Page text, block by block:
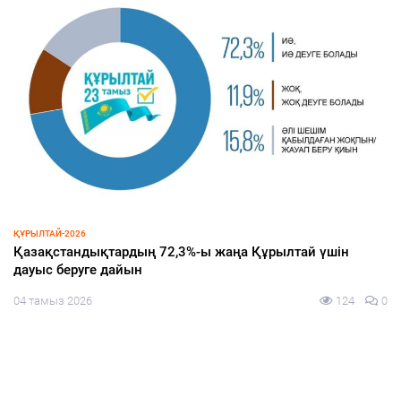
2026
72,3%-ы жаңа Құрылтай үшін
беруге дайын
тамыз 2026 124 0